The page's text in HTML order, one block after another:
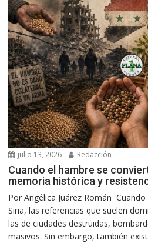
julio 13, 2026 Redacción
Cuando el hambre se
memoria histórica y
Por Angélica Juárez Román
Siria, las referencias que suelen
las de ciudades destruidas,
masivos. Sin embargo, también